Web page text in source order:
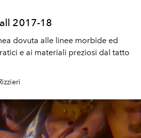
2017-18
dovuta alle linee morbide ed
e ai materiali preziosi dal tatto